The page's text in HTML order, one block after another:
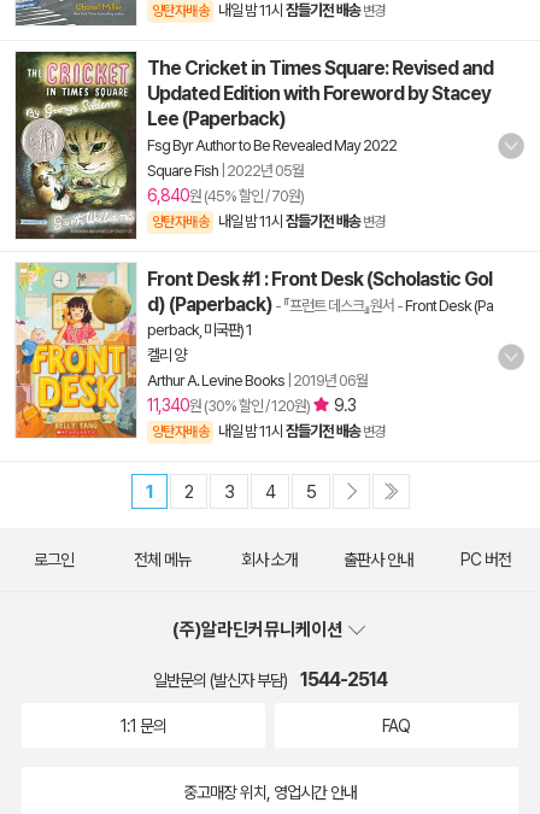
양탄자배송 내일 밤 11시 잠들기전 배송 변경
The Cricket in Times Square: Revised and
Updated Edition with Foreword by Stacey
Lee (Paperback)
Fsg Byr Author to Be Revealed May 2022
Square Fish 2022년 05월
6,840원 (45% 할인 / 70원)
양탄자배송 내일 밤 11시 잠들기전 배송 변경
Front Desk #1 : Front Desk (Scholastic Gol
d) (Paperback) - 『프런트 데스크』원서 -Front Desk (Pa
perback, 미국판) 1
켈리 양
Arthur A. Levine Books 2019년 06월
11,340원 (30% 할인 / 120원) 9.3
양탄자배송 내일 밤 11시 잠들기전 배송 변경
1 2 3 4 5
로그인 전체 메뉴 회사 소개 출판사 안내 PC 버전
(주)알라딘커뮤니케이션
일반문의 (발신자 부담) 1544-2514
1:1 문의 FAQ
중고매장 위치, 영업시간 안내